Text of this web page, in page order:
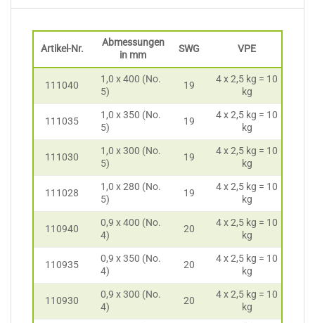
Artikel-Nr.
Abmessungen
in mm
SWG VPE
111040
1,0 x 400 (No.
5)
19
4 x 2,5 kg = 10
kg
111035
1,0 x 350 (No.
5)
19
4 x 2,5 kg = 10
kg
111030
1,0 x 300 (No.
5)
19
4 x 2,5 kg = 10
kg
111028
1,0 x 280 (No.
5)
19
4 x 2,5 kg = 10
kg
110940
0,9 x 400 (No.
4)
20
4 x 2,5 kg = 10
kg
110935
0,9 x 350 (No.
4)
20
4 x 2,5 kg = 10
kg
110930
0,9 x 300 (No.
4)
20
4 x 2,5 kg = 10
kg